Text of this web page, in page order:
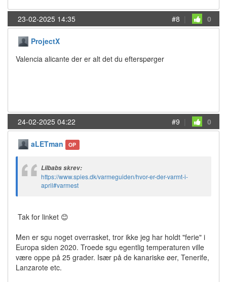
23-02-2025 14:35 #8 | 0
ProjectX
Valencia alicante der er alt det du efterspørger
24-02-2025 04:22 #9 | 0
aLETman OP
Lilbabs skrev:
https://www.spies.dk/varmeguiden/hvor-er-der-varmt-i-
april#varmest
Tak for linket 😊
Men er sgu noget overrasket, tror ikke jeg har holdt "ferie" i
Europa siden 2020. Troede sgu egentlig temperaturen ville
være oppe på 25 grader. Især på de kanariske øer, Tenerife,
Lanzarote etc.